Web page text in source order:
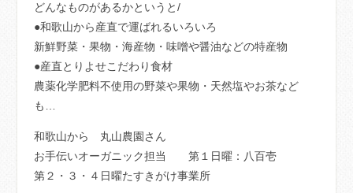
どんなものがあるかというと/
●和歌山から産直で運ばれるいろいろ
新鮮野菜・果物・海産物・味噌や醤油などの特産物
●産直とりよせこだわり食材
農薬化学肥料不使用の野菜や果物・天然塩やお茶など
も
和歌山から 丸山農園さん
お手伝いオーガニック担当 第１日曜：八百壱
第２・３・４日曜たすきがけ事業所